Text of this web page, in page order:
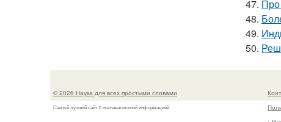
47.
48.
49.
50.
© 2026 Наука для всех простыми словами
Самый лучший сайт c познавательной информацией.